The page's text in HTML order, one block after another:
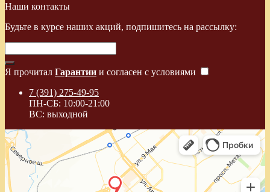
Наши контакты
Будьте в курсе наших акций, подпишитесь на рассылку:
Я прочитал Гарантии и согласен с условиями
7 (391) 275-49-95
ПН-СБ: 10:00-21:00
ВС: выходной